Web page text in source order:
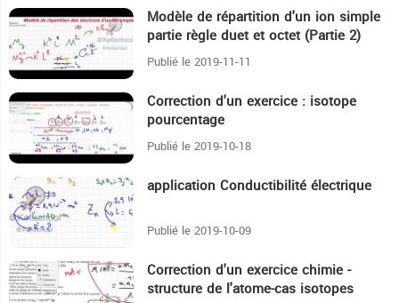
18:11 Modèle de répartition d'un ion simple
partie règle duet et octet (Partie 2)
Publié le 2019-11-11
16:55 Correction d'un exercice : isotope
pourcentage
Publié le 2019-10-18
11:40 application Conductibilité électrique
Publié le 2019-10-09
28:4 Correction d'un exercice chimie -
structure de l'atome-cas isotopes